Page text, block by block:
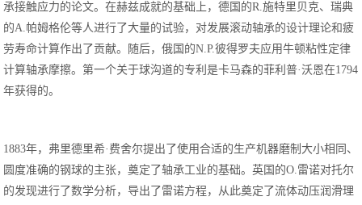
承接触应力的论文。在赫兹成就的基础上，德国的R.施特里贝克、瑞典
的A.帕姆格伦等人进行了大量的试验，对发展滚动轴承的设计理论和疲
劳寿命计算作出了贡献。随后，俄国的N.P.彼得罗夫应用牛顿粘性定律
计算轴承摩擦。第一个关于球沟道的专利是卡马森的菲利普·沃恩在1794
年获得的。
1883年，弗里德里希·费舍尔提出了使用合适的生产机器磨制大小相同、
圆度准确的钢球的主张，奠定了轴承工业的基础。英国的O.雷诺对托尔
的发现进行了数学分析，导出了雷诺方程，从此奠定了流体动压润滑理